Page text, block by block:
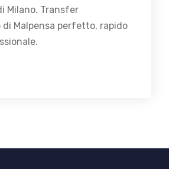
Milano. Transfer
di Malpensa perfetto, rapido